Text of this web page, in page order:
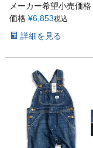
メーカー希望小売価格
価格 ¥6,853税込
詳細を見る